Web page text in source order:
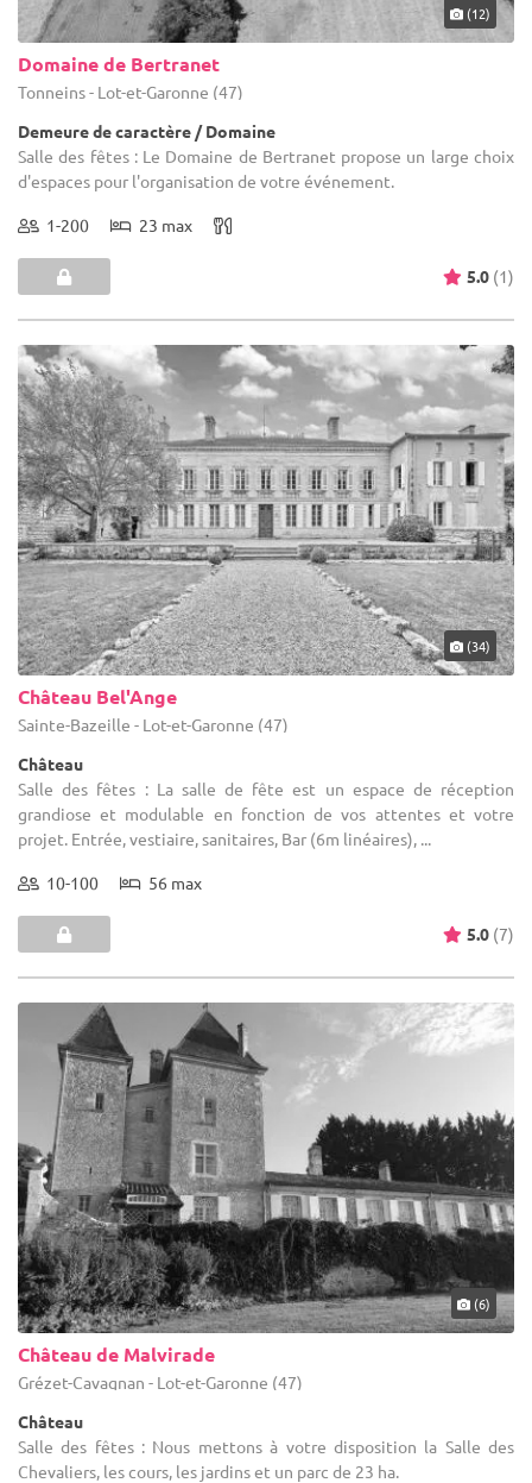
(12)
Domaine de Bertranet
Tonneins - Lot-et-Garonne (47)
Demeure de caractère / Domaine
Salle des fêtes : Le Domaine de Bertranet propose un large choix
d'espaces pour l'organisation de votre événement.
1-200 23 max
5.0 (1)
(34)
Château Bel'Ange
Sainte-Bazeille - Lot-et-Garonne (47)
Château
Salle des fêtes : La salle de fête est un espace de réception
grandiose et modulable en fonction de vos attentes et votre
projet. Entrée, vestiaire, sanitaires, Bar (6m linéaires), ...
10-100 56 max
5.0 (7)
(6)
Château de Malvirade
Grézet-Cavagnan - Lot-et-Garonne (47)
Château
Salle des fêtes : Nous mettons à votre disposition la Salle des
Chevaliers, les cours, les jardins et un parc de 23 ha.